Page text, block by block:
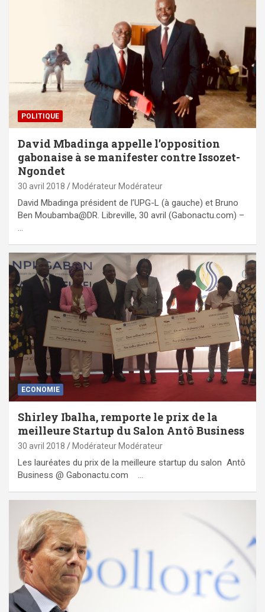
POLITIQUE
David Mbadinga appelle l’opposition
gabonaise à se manifester contre Issozet-
Ngondet
30 avril 2018 Modérateur Modérateur
David Mbadinga président de l’UPG-L (à gauche) et Bruno
Ben Moubamba@DR. Libreville, 30 avril (Gabonactu.com) –
…
ECONOMIE
Shirley Ibalha, remporte le prix de la
meilleure Startup du Salon Antô Business
30 avril 2018 Modérateur Modérateur
Les lauréates du prix de la meilleure startup du salon Antô
Business @ Gabonactu.com …